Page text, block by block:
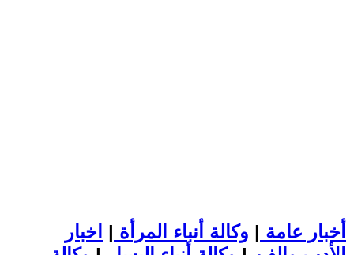
أخبار عامة | وكالة أنباء المرأة | اخبار